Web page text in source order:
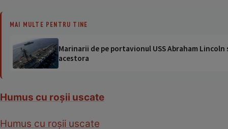
MAI MULTE PENTRU TINE
Marinarii de pe portavionul USS Abraham
acestora
Humus cu roşii uscate
Humus cu roşii uscate